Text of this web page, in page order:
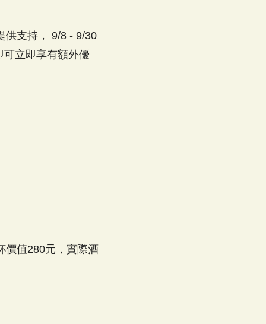
供支持， 9/8 - 9/30
立即享有額外優
價值280元，實際酒